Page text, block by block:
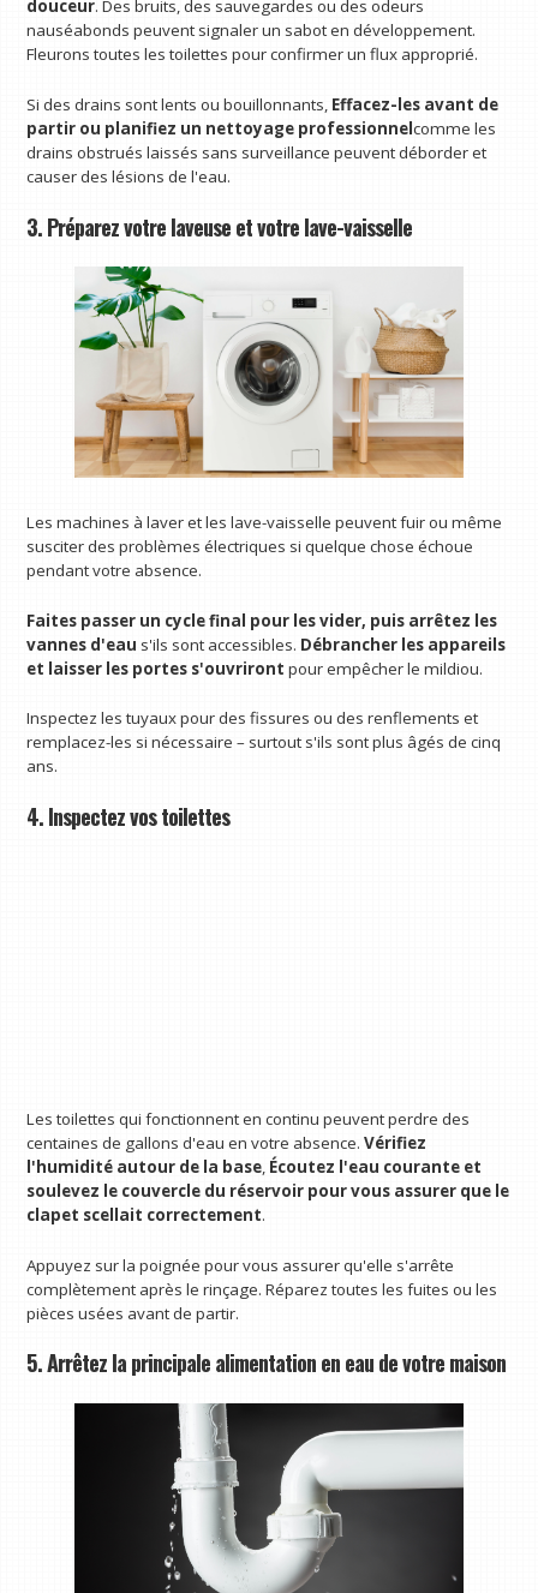
douceur. Des bruits, des sauvegardes ou des odeurs
nauséabonds peuvent signaler un sabot en développement.
Fleurons toutes les toilettes pour confirmer un flux approprié.
Si des drains sont lents ou bouillonnants, Effacez-les avant de
partir ou planifiez un nettoyage professionnelcomme les
drains obstrués laissés sans surveillance peuvent déborder et
causer des lésions de l'eau.
3. Préparez votre laveuse et votre lave-vaisselle
Les machines à laver et les lave-vaisselle peuvent fuir ou même
susciter des problèmes électriques si quelque chose échoue
pendant votre absence.
Faites passer un cycle final pour les vider, puis arrêtez les
vannes d'eau s'ils sont accessibles. Débrancher les appareils
et laisser les portes s'ouvriront pour empêcher le mildiou.
Inspectez les tuyaux pour des fissures ou des renflements et
remplacez-les si nécessaire – surtout s'ils sont plus âgés de cinq
ans.
4. Inspectez vos toilettes
Les toilettes qui fonctionnent en continu peuvent perdre des
centaines de gallons d'eau en votre absence.Vérifiez
l'humidité autour de la base, Écoutez l'eau courante et
soulevez le couvercle du réservoir pour vous assurer que le
clapet scellait correctement.
Appuyez sur la poignée pour vous assurer qu'elle s'arrête
complètement après le rinçage. Réparez toutes les fuites ou les
pièces usées avant de partir.
5. Arrêtez la principale alimentation en eau de votre maison